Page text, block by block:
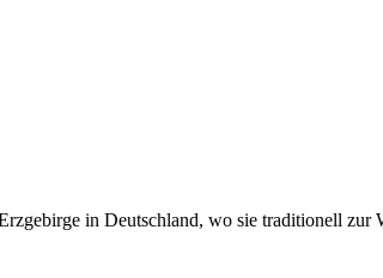
in Deutschland, wo sie traditionell zur